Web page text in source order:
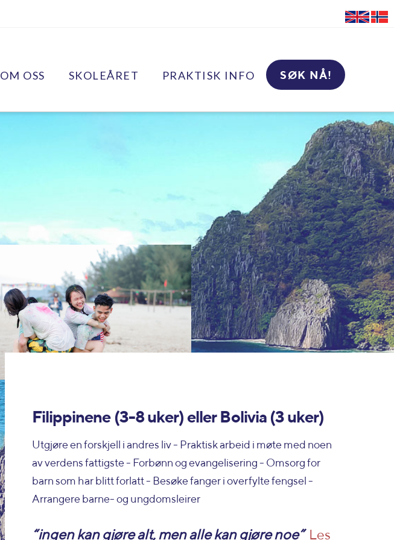
OM OSS SKOLEÅRET PRAKTISK INFO SØK NÅ!
Filippinene (3-8 uker) eller Bolivia (3 uker)
Utgjøre en forskjell i andres liv - Praktisk arbeid i møte med noen
av verdens fattigste - Forbønn og evangelisering - Omsorg for
barn som har blitt forlatt - Besøke fanger i overfylte fengsel -
Arrangere barne- og ungdomsleirer
“ingen kan gjøre alt, men alle kan gjøre noe” Les